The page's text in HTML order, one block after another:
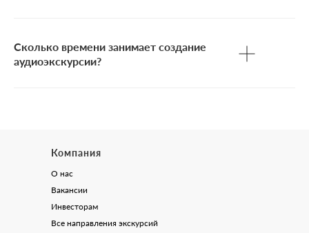
Сколько времени занимает создание
аудиоэкскурсии?
Компания
О нас
Вакансии
Инвесторам
Все направления экскурсий